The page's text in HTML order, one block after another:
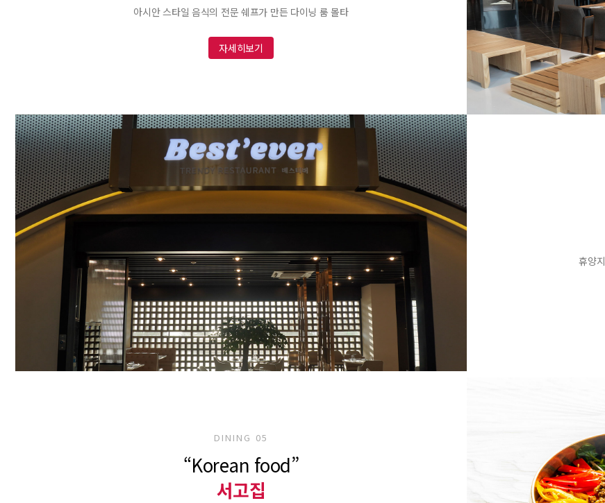
아시안 스타일 음식의 전문 쉐프가 만든 다이닝 룸 몰타
자세히보기
휴양
DINING 05
“Korean food”
서고집